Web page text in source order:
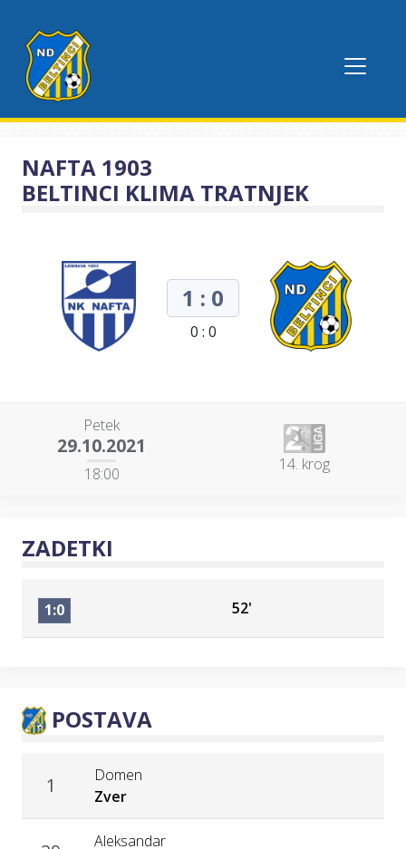
NAFTA 1903
BELTINCI KLIMA TRATNJEK
1 : 0
0 : 0
Petek
29.10.2021
18:00 14. krog
ZADETKI
1:0 52'
POSTAVA
1
Domen
Zver
Aleksandar